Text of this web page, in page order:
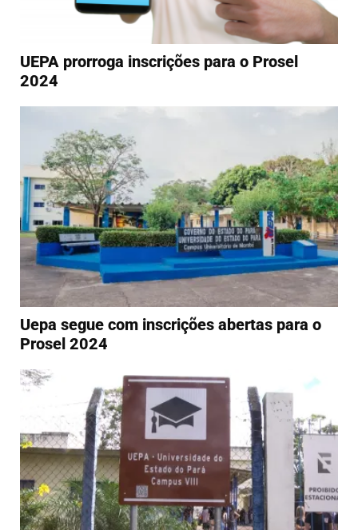
UEPA prorroga inscrições para o Prosel
2024
Uepa segue com inscrições abertas para o
Prosel 2024